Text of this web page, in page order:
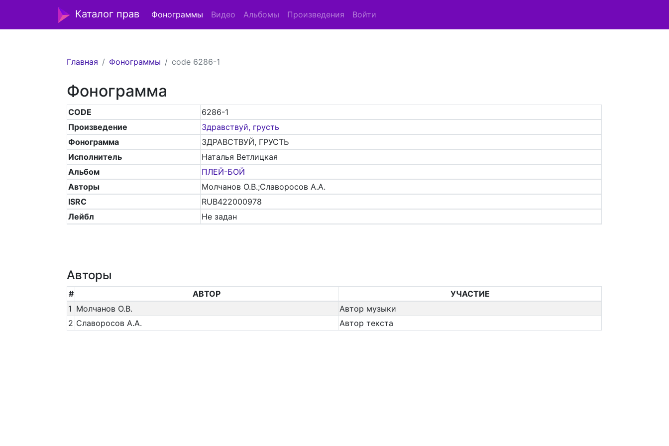
Каталог прав Фонограммы Видео Альбомы Произведения Войти
Главная Фонограммы code 6286-1
Фонограмма
CODE
6286-1
Произведение
Здравствуй, грусть
Фонограмма
ЗДРАВСТВУЙ, ГРУСТЬ
Исполнитель
Наталья Ветлицкая
Альбом
ПЛЕЙ-БОЙ
Авторы
Молчанов О.В.;Славоросов А.А.
ISRC
RUB422000978
Лейбл
Не задан
Авторы
# АВТОР
УЧАСТИЕ
1 Молчанов О.В.
Автор музыки
2 Славоросов А.А. Автор текста